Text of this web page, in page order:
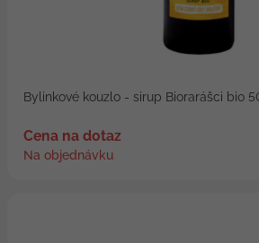
Bylinkové kouzlo - sirup Biorarášci bio
Cena na dotaz
Na objednávku